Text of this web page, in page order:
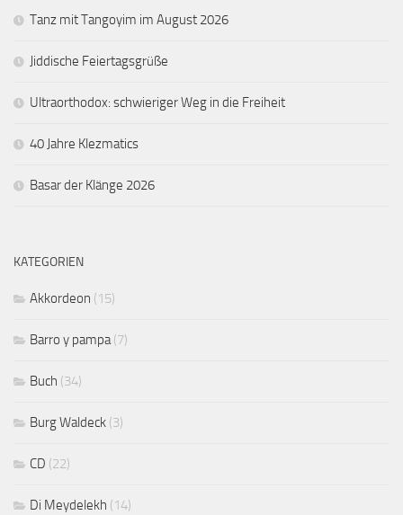
Tanz mit Tangoyim im August 2026
Jiddische Feiertagsgrüße
Ultraorthodox: schwieriger Weg in die Freiheit
40 Jahre Klezmatics
Basar der Klänge 2026
KATEGORIEN
Akkordeon (15)
Barro y pampa(7)
Buch (34)
Burg Waldeck (3)
CD (22)
Di Meydelekh (14)